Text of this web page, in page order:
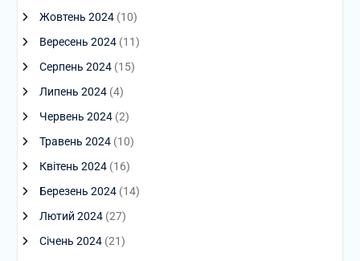
Жовтень 2024(10)
Вересень 2024(11)
Серпень 2024(15)
Липень 2024(4)
Червень 2024(2)
Травень 2024(10)
Квітень 2024(16)
Березень 2024(14)
Лютий 2024(27)
Січень 2024(21)